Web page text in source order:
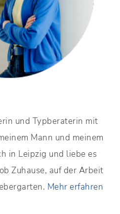
und Typberaterin mit
Mann und meinem
in Leipzig und liebe es
Zuhause, auf der Arbeit
Mehr erfahren